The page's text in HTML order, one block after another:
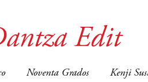
Edit
Noventa Grados Kenji